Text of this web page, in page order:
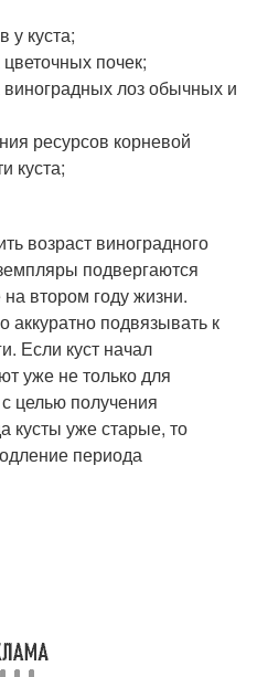
у куста;
почек;
лоз обычных и
ресурсов корневой
куста;
возраст виноградного
подвергаются
втором году жизни.
подвязывать к
Если куст начал
уже не только для
целью получения
кусты уже старые, то
периода